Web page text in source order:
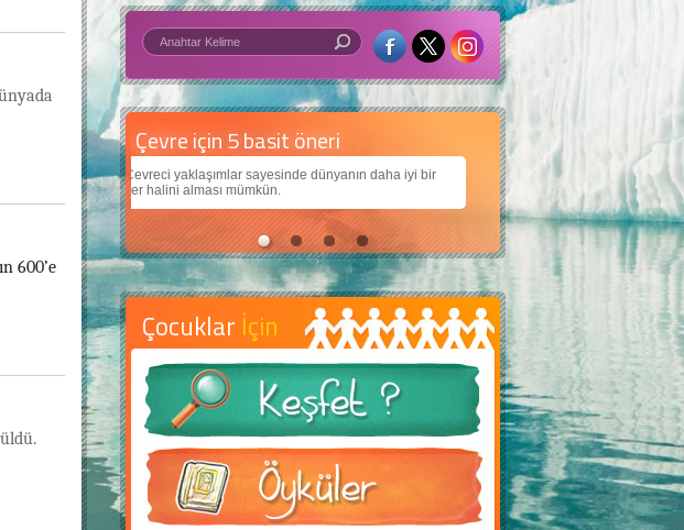
600’e
Çevre için 5 basit öneri
dünyanın daha iyi bir
Daha iyi bir dünya için yapay zekâ
Çocuklarımıza daha güzel bir dünya bırakabilmek için
teknolojiden nasıl yararlanırız?
Çocuklar İçin